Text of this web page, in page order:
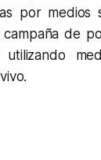
por
campaña de